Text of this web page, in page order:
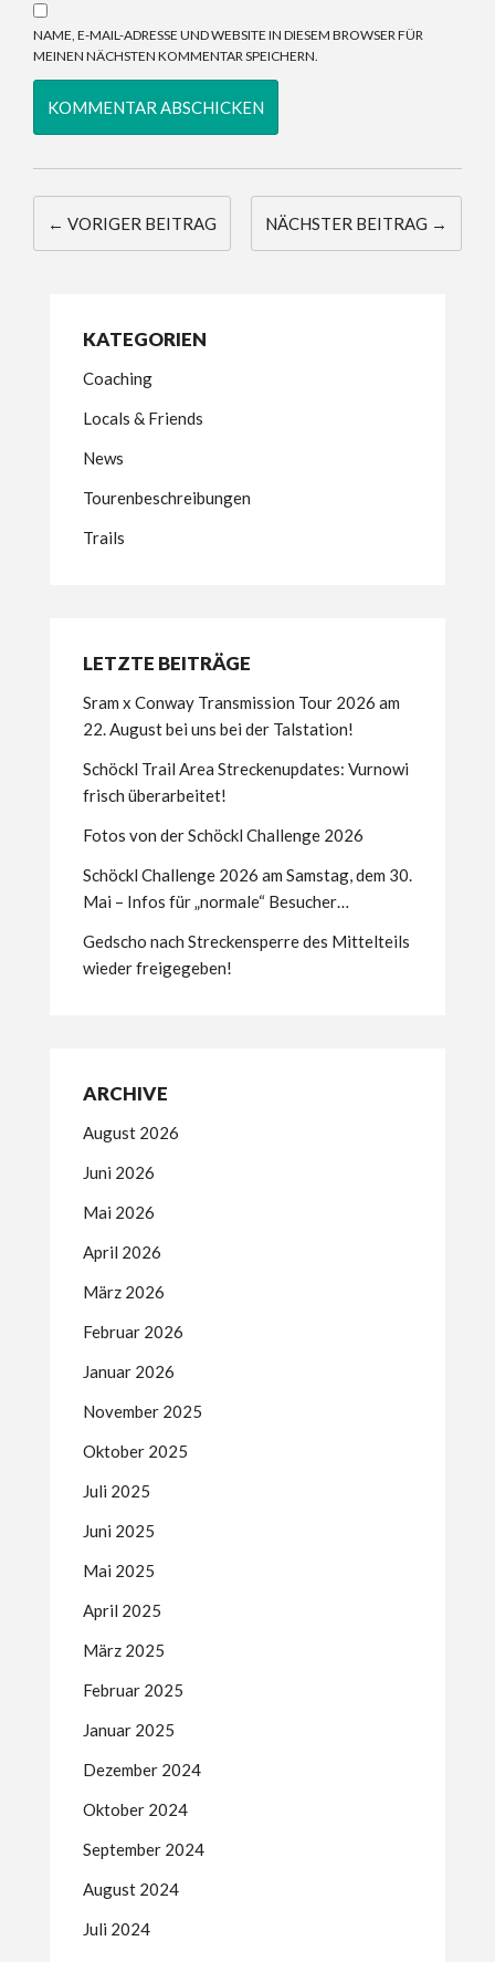
NAME, E-MAIL-ADRESSE UND WEBSITE IN DIESEM BROWSER FÜR
MEINEN NÄCHSTEN KOMMENTAR SPEICHERN.
← VORIGER BEITRAG NÄCHSTER BEITRAG →
KATEGORIEN
Coaching
Locals & Friends
News
Tourenbeschreibungen
Trails
LETZTE BEITRÄGE
Sram x Conway Transmission Tour 2026 am
22. August bei uns bei der Talstation!
Schöckl Trail Area Streckenupdates: Vurnowi
frisch überarbeitet!
Fotos von der Schöckl Challenge 2026
Schöckl Challenge 2026 am Samstag, dem 30.
Mai – Infos für „normale“ Besucher…
Gedscho nach Streckensperre des Mittelteils
wieder freigegeben!
ARCHIVE
August 2026
Juni 2026
Mai 2026
April 2026
März 2026
Februar 2026
Januar 2026
November 2025
Oktober 2025
Juli 2025
Juni 2025
Mai 2025
April 2025
März 2025
Februar 2025
Januar 2025
Dezember 2024
Oktober 2024
September 2024
August 2024
Juli 2024